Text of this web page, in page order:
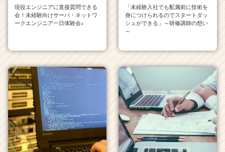
h
e
C
a
r
e
現役エンジニアに直接質問できる
会！未経験向けサーバ・ネットワ
ークエンジニア一日体験会♪
「未経験入社でも配属前に技術を
身につけられるのでスタートダッ
シュができる」～研修講師の想い
～